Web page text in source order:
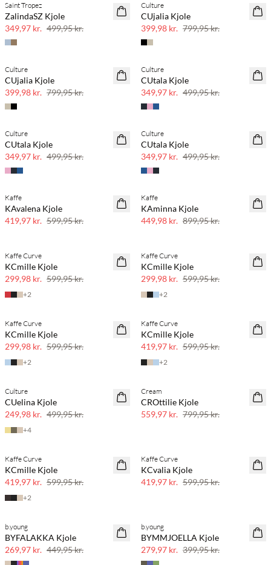
SAVE20
Saint Tropez
ZalindaSZ Kjole
349,97 kr. 499,95 kr.
SAVE20
50% rabat
Culture
CUjalia Kjole
399,98 kr. 799,95 kr.
SAVE20
50% rabat
Culture
CUjalia Kjole
399,98 kr. 799,95 kr.
SAVE20
30% rabat
Culture
CUtala Kjole
349,97 kr. 499,95 kr.
SAVE20
30% rabat
Culture
CUtala Kjole
349,97 kr. 499,95 kr.
SAVE20
30% rabat
Culture
CUtala Kjole
349,97 kr. 499,95 kr.
SAVE20
Kaffe
KAvalena Kjole
419,97 kr. 599,95 kr.
SAVE20
Kaffe
KAminna Kjole
449,98 kr. 899,95 kr.
SAVE20
Kaffe Curve
KCmille Kjole
299,98 kr. 599,95 kr.
+2
SAVE20
Kaffe Curve
KCmille Kjole
299,98 kr. 599,95 kr.
+2
SAVE20
Kaffe Curve
KCmille Kjole
299,98 kr. 599,95 kr.
+2
SAVE20
Kaffe Curve
KCmille Kjole
419,97 kr. 599,95 kr.
+2
SAVE20
Culture
CUelina Kjole
249,98 kr. 499,95 kr.
+4
SAVE20
Cream
CROttilie Kjole
559,97 kr. 799,95 kr.
SAVE20
Kaffe Curve
KCmille Kjole
419,97 kr. 599,95 kr.
+2
SAVE20
30% rabat
Kaffe Curve
KCvalia Kjole
419,97 kr. 599,95 kr.
SAVE20
b.young
BYFALAKKA Kjole
269,97 kr. 449,95 kr.
SAVE20
b.young
BYMMJOELLA Kjole
279,97 kr. 399,95 kr.